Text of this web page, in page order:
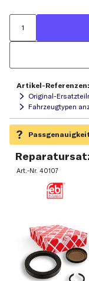
Artikel-Referenzen:
Original-
Fahrzeugtypen
Art.-Nr.40107